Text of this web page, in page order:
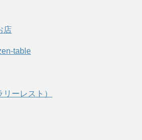
店
table
ーレスト）